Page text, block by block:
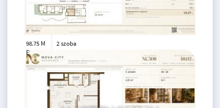
98.75 M
Ft
46 m
2 szoba